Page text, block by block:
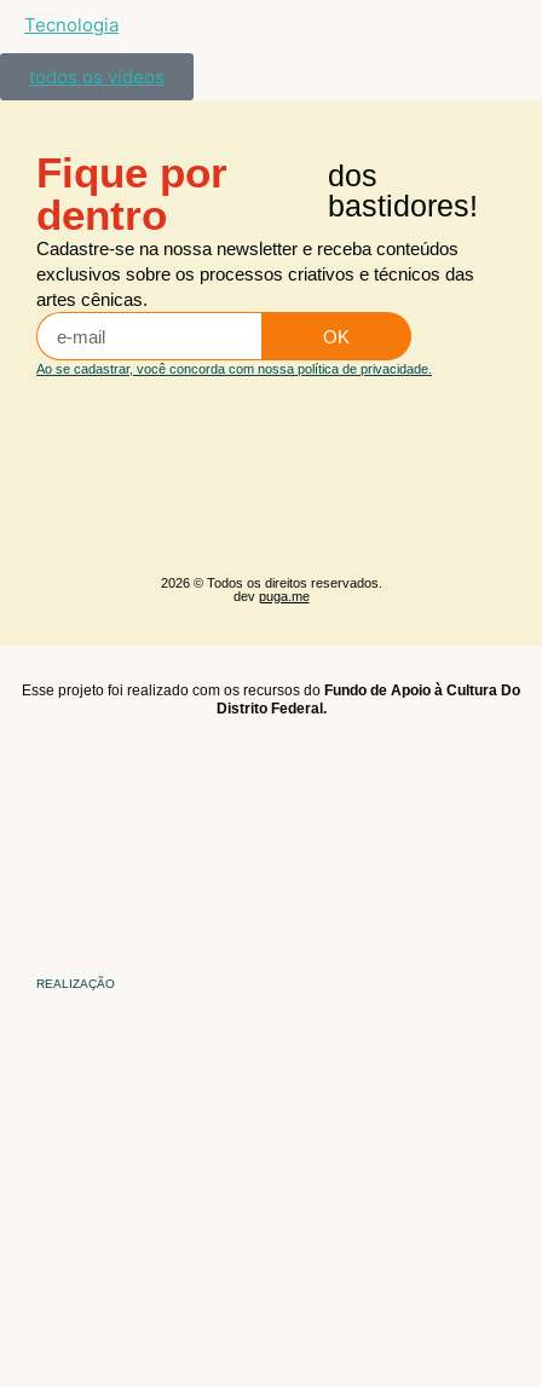
Tecnologia
todos os vídeos
2026 © Todos os direitos reservados.
dev puga.me
dos
bastidores!
Fique por
dentro
Cadastre-se na nossa newsletter e receba conteúdos
exclusivos sobre os processos criativos e técnicos das
artes cênicas.
OK
Ao se cadastrar, você concorda com nossa política de privacidade.
Esse projeto foi realizado com os recursos do Fundo de Apoio à Cultura Do
Distrito Federal.
REALIZAÇÃO